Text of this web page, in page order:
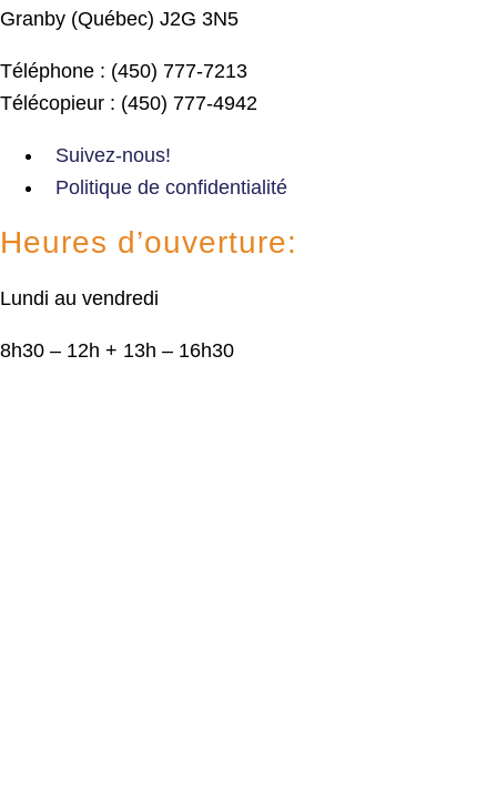
Granby (Québec) J2G 3N5
Téléphone : (450) 777-7213
Télécopieur : (450) 777-4942
Suivez-nous!
Politique de confidentialité
Heures d’ouverture:
Lundi au vendredi
8h30 – 12h + 13h – 16h30